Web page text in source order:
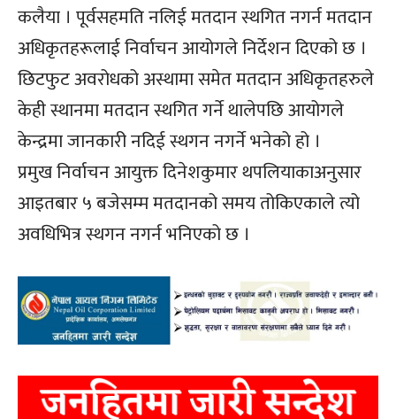
कलैया । पूर्वसहमति नलिई मतदान स्थगित नगर्न मतदान
अधिकृतहरूलाई निर्वाचन आयोगले निर्देशन दिएको छ ।
छिटफुट अवरोधको अस्थामा समेत मतदान अधिकृतहरुले
केही स्थानमा मतदान स्थगित गर्ने थालेपछि आयोगले
केन्द्रमा जानकारी नदिई स्थगन नगर्ने भनेको हो ।
प्रमुख निर्वाचन आयुक्त दिनेशकुमार थपलियाकाअनुसार
आइतबार ५ बजेसम्म मतदानको समय तोकिएकाले त्यो
अवधिभित्र स्थगन नगर्न भनिएको छ ।